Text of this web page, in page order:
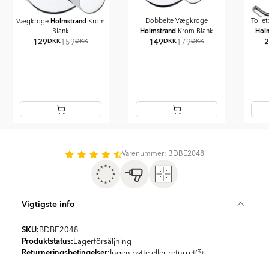
Vægkroge Holmstrand Krom
Blank
129DKK159DKK
Dobbelte Vægkroge
Holmstrand Krom Blank
149DKK179DKK
Varenummer: BDBE2048
Vigtigste info
SKU: BDBE2048
Produktstatus: Lagerförsäljning